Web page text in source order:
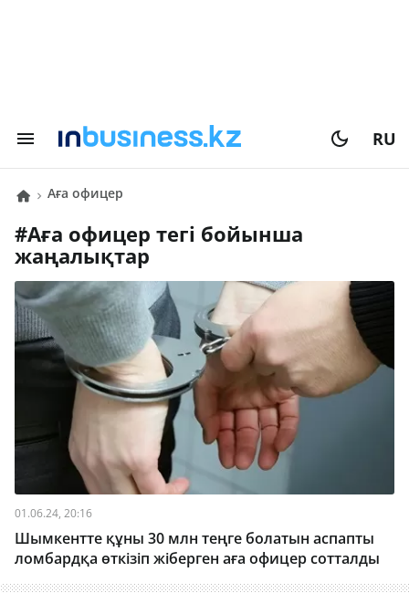
RU
аға офицер
# аға офицер тегі бойынша
жаңалықтар
01.06.24, 20:16
Шымкентте құны 30 млн теңге болатын аспапты
ломбардқа өткізіп жіберген аға офицер сотталды